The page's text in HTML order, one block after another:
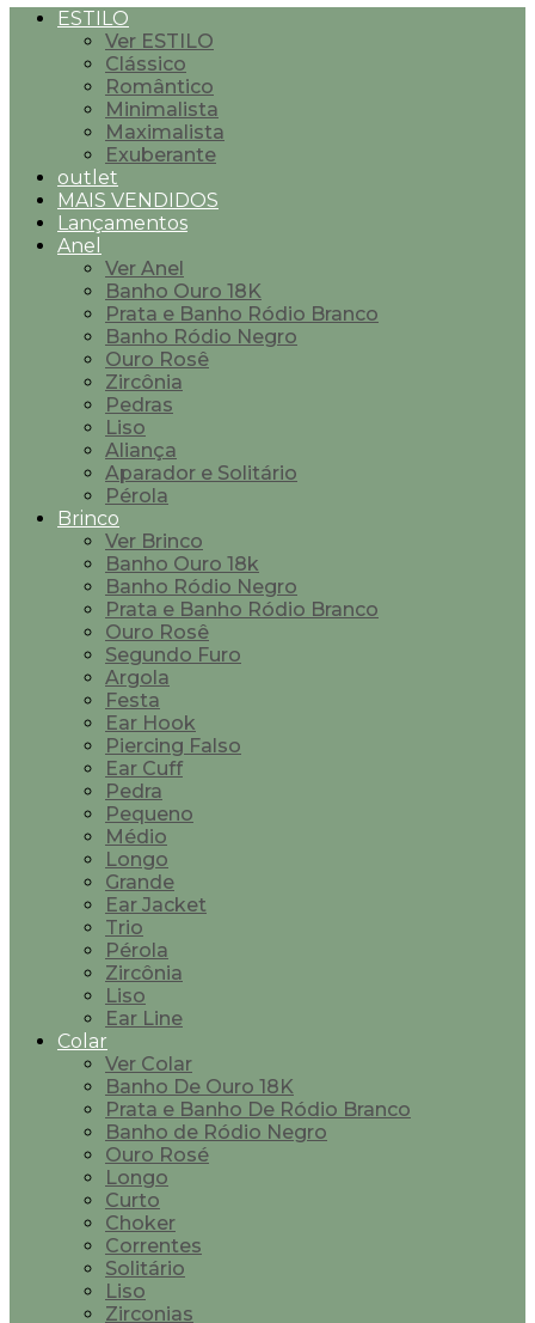
ESTILO
Ver ESTILO
Clássico
Romântico
Minimalista
Maximalista
Exuberante
outlet
MAIS VENDIDOS
Lançamentos
Anel
Ver Anel
Banho Ouro 18K
Prata e Banho Ródio Branco
Banho Ródio Negro
Ouro Rosê
Zircônia
Pedras
Liso
Aliança
Aparador e Solitário
Pérola
Brinco
Ver Brinco
Banho Ouro 18k
Banho Ródio Negro
Prata e Banho Ródio Branco
Ouro Rosê
Segundo Furo
Argola
Festa
Ear Hook
Piercing Falso
Ear Cuff
Pedra
Pequeno
Médio
Longo
Grande
Ear Jacket
Trio
Pérola
Zircônia
Liso
Ear Line
Colar
Ver Colar
Banho De Ouro 18K
Prata e Banho De Ródio Branco
Banho de Ródio Negro
Ouro Rosé
Longo
Curto
Choker
Correntes
Solitário
Liso
Zirconias